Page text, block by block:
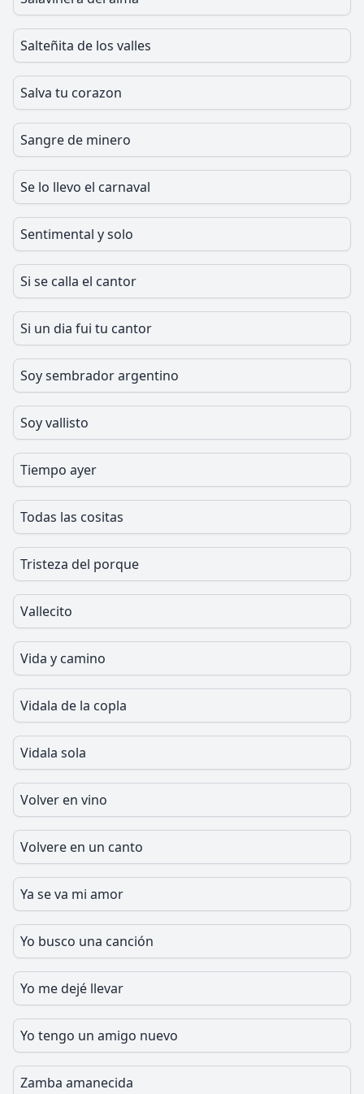
Salteñita de los valles
Salva tu corazon
Sangre de minero
Se lo llevo el carnaval
Sentimental y solo
Si se calla el cantor
Si un dia fui tu cantor
Soy sembrador argentino
Soy vallisto
Tiempo ayer
Todas las cositas
Tristeza del porque
Vallecito
Vida y camino
Vidala de la copla
Vidala sola
Volver en vino
Volvere en un canto
Ya se va mi amor
Yo busco una canción
Yo me dejé llevar
Yo tengo un amigo nuevo
Zamba amanecida